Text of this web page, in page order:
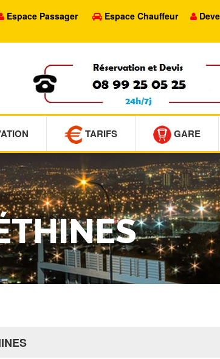
Espace Passager Espace Chauffeur
TARIFS GARE